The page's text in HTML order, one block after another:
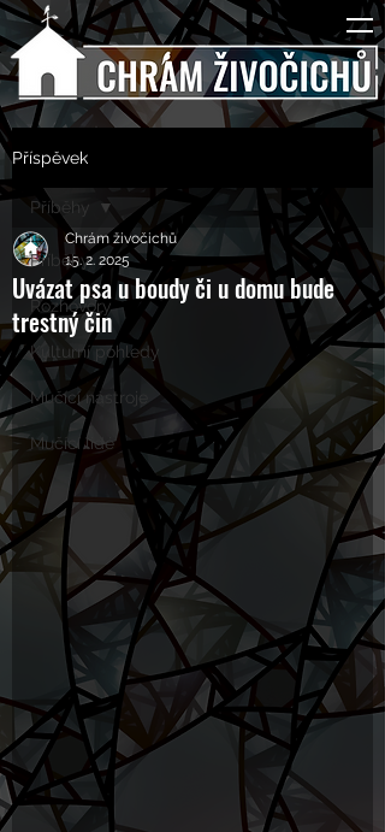
Příspěvek
Příběhy
Rozhovory
Kulturní pohledy
Mučící nástroje
Mučící lidé
Příběhy
Uvázat psa u boudy či u domu bude
trestný čin
Chrám živočichů
15. 2. 2025